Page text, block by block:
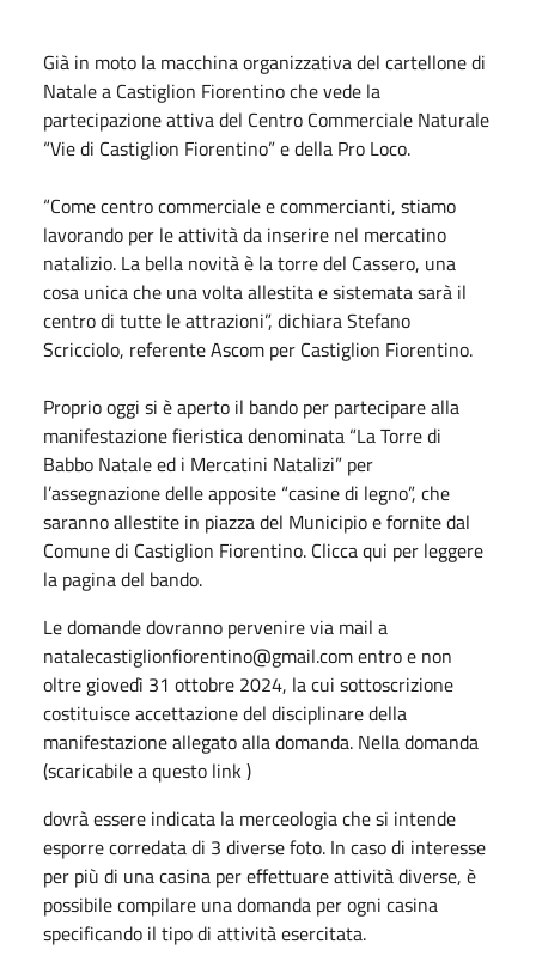
Già in moto la macchina organizzativa del cartellone di
Natale a Castiglion Fiorentino che vede la
partecipazione attiva del Centro Commerciale Naturale
“Vie di Castiglion Fiorentino” e della Pro Loco.
“Come centro commerciale e commercianti, stiamo
lavorando per le attività da inserire nel mercatino
natalizio. La bella novità è la torre del Cassero, una
cosa unica che una volta allestita e sistemata sarà il
centro di tutte le attrazioni”, dichiara Stefano
Scricciolo, referente Ascom per Castiglion Fiorentino.
Proprio oggi si è aperto il bando per partecipare alla
manifestazione fieristica denominata “La Torre di
Babbo Natale ed i Mercatini Natalizi” per
l’assegnazione delle apposite “casine di legno”, che
saranno allestite in piazza del Municipio e fornite dal
Comune di Castiglion Fiorentino. Clicca qui per leggere
la pagina del bando.
Le domande dovranno pervenire via mail a
natalecastiglionfiorentino@gmail.com entro e non
oltre giovedì 31 ottobre 2024, la cui sottoscrizione
costituisce accettazione del disciplinare della
manifestazione allegato alla domanda. Nella domanda
(scaricabile a questo link )
dovrà essere indicata la merceologia che si intende
esporre corredata di 3 diverse foto. In caso di interesse
per più di una casina per effettuare attività diverse, è
possibile compilare una domanda per ogni casina
specificando il tipo di attività esercitata.